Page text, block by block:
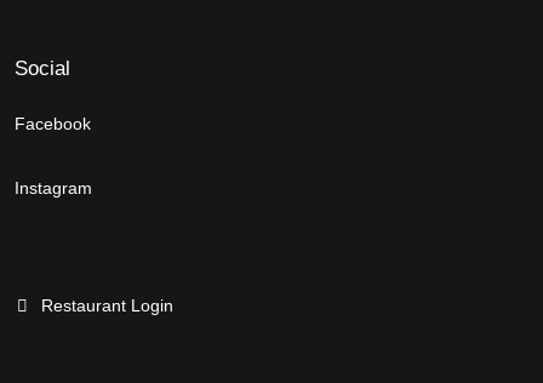
Social
Facebook
Instagram
Restaurant Login